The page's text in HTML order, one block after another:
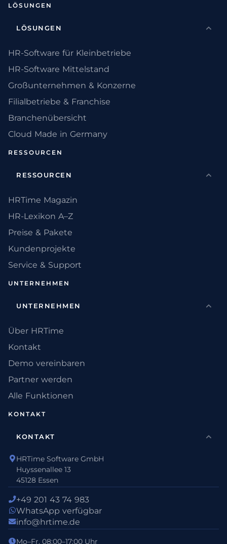
LÖSUNGEN
LÖSUNGEN
HR-Software für Kleinbetriebe
HR-Software Mittelstand
Großunternehmen & Konzerne
Filialbetriebe & Franchise
Branchenübersicht
Cloud Made in Germany
RESSOURCEN
RESSOURCEN
HRTime Magazin
HR-Lexikon A–Z
Preise & Pakete
Kundenprojekte
Service & Support
UNTERNEHMEN
UNTERNEHMEN
Über HRTime
Kontakt
Demo vereinbaren
Partner werden
Alle Funktionen
KONTAKT
KONTAKT
HRTime Software GmbH
Huyssenallee 13
45128 Essen
+49 201 43 74 983
WhatsApp verfügbar
info@hrtime.de
Mo–Fr, 08:00–17:00 Uhr